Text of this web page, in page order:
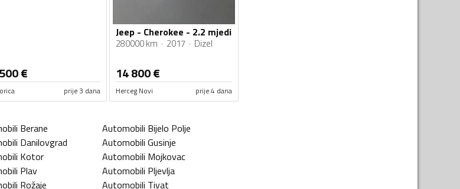
€
prije 3 dana
Jeep - Cherokee - 2.2 mjedi
280000 km 2017 Dizel
14 800€
Herceg Novi prije 4 dana
Berane Automobili Bijelo Polje
Danilovgrad Automobili Gusinje
Kotor Automobili Mojkovac
Plav Automobili Pljevlja
Rožaje Automobili Tivat